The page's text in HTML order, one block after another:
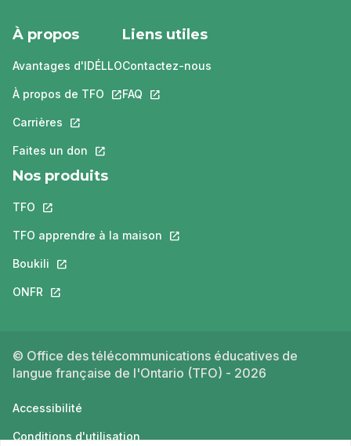
À propos
Avantages d'IDÉLLO
À propos de TFO Ce lien s'ouvrira dans un nouvel onglet.
Carrières Ce lien s'ouvrira dans un nouvel onglet.
Faites un don Ce lien s'ouvrira dans un nouvel onglet.
Liens utiles
Contactez-nous
FAQ Ce lien s'ouvrira dans un nouvel
Nos produits
TFO Ce lien s'ouvrira dans un nouvel onglet.
TFO apprendre à la maison Ce lien s'ouvrira dans un nouvel
Boukili Ce lien s'ouvrira dans un nouvel onglet.
ONFR Ce lien s'ouvrira dans un nouvel onglet.
© Office des télécommunications éducatives de
langue française de l'Ontario (TFO) - 2026
Accessibilité
Conditions d'utilisation